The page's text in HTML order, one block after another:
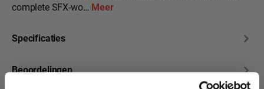
complete SFX-wo… Meer
Specificaties
Beoordelingen